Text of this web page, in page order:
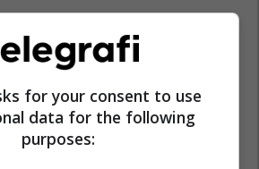
for your consent to use
data for the following
purposes: